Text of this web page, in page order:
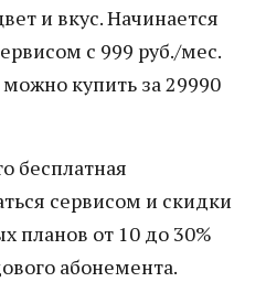
и вкус. Начинается
с 999 руб./мес.
купить за 29990
бесплатная
сервисом и скидки
планов от 10 до 30%
абонемента.